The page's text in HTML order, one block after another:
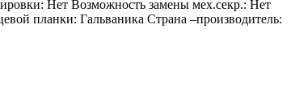
Нет Возможность замены мех.секр.: Нет
планки: Гальваника Страна –производитель: